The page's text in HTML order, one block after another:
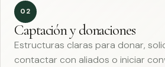
02
Captación y donaciones
Estructuras claras para donar,
contactar con aliados o iniciar